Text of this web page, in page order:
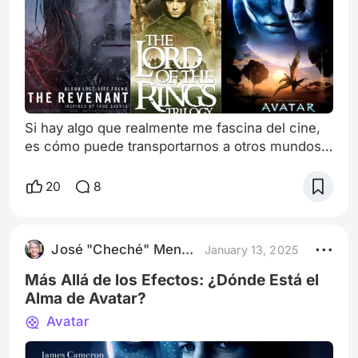
Si hay algo que realmente me fascina del cine,
es cómo puede transportarnos a otros mundos,
historias épicas que nunca imaginamos. Es
podríamos soñar. Cuando hablo de cine, para mí
lo más emocionante es cuando los lugares de
filmación se convierten en personajes po
20 8
José "Cheché" Mendoza January 13, 2025
Más Allá de los Efectos: ¿Dónde Está el
Alma de Avatar?
Avatar